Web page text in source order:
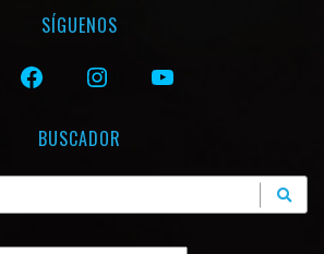
SÍGUENOS
FACEBOOKINSTAGRAMYOUTUBE
BUSCADOR